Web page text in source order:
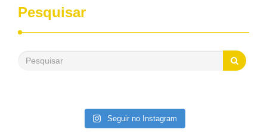
desenvolvimento dos seus municípios e, somente o ano
passado, essa Fundação distribuiu mais de três bilhões de
reais, com suas maravilhosas ações, dentre alas, mais de
saneamento básico, em pequenas comunidades rurais.
Patriota disse ainda que, mesmo sem mandato,
Pesquisar
Seguir no Instagram